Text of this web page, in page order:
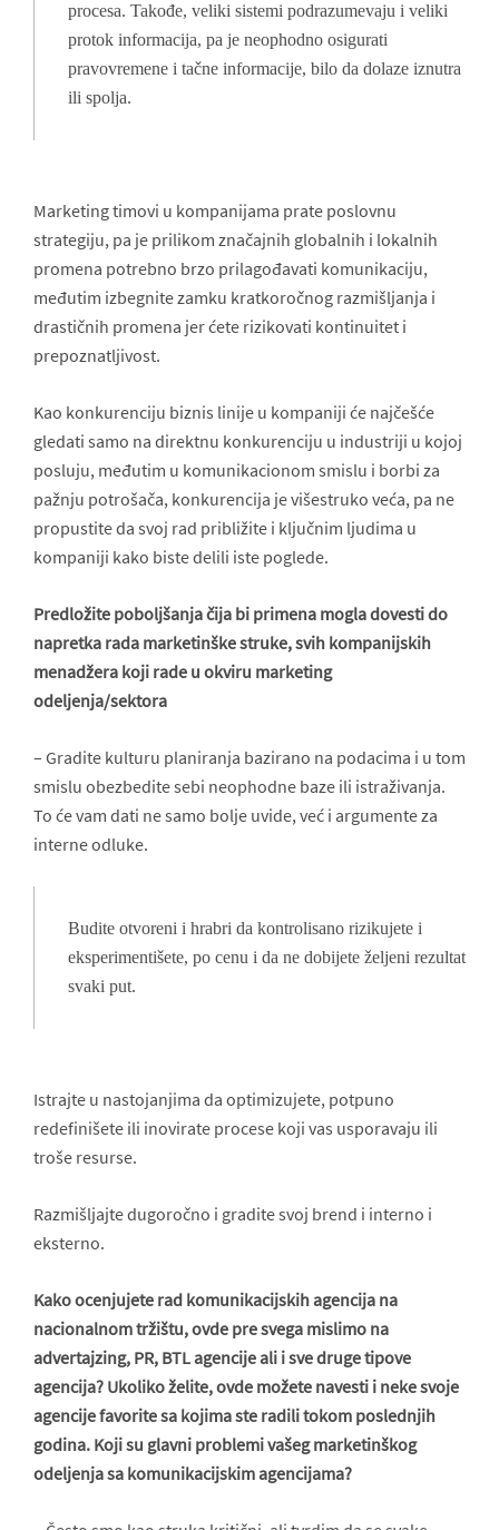
procesa. Takođe, veliki sistemi podrazumevaju i veliki
protok informacija, pa je neophodno osigurati
pravovremene i tačne informacije, bilo da dolaze iznutra
ili spolja.
Marketing timovi u kompanijama prate poslovnu
strategiju, pa je prilikom značajnih globalnih i lokalnih
promena potrebno brzo prilagođavati komunikaciju,
međutim izbegnite zamku kratkoročnog razmišljanja i
drastičnih promena jer ćete rizikovati kontinuitet i
prepoznatljivost.
Kao konkurenciju biznis linije u kompaniji će najčešće
gledati samo na direktnu konkurenciju u industriji u kojoj
posluju, međutim u komunikacionom smislu i borbi za
pažnju potrošača, konkurencija je višestruko veća, pa ne
propustite da svoj rad približite i ključnim ljudima u
kompaniji kako biste delili iste poglede.
Predložite poboljšanja čija bi primena mogla dovesti do
napretka rada marketinške struke, svih kompanijskih
menadžera koji rade u okviru marketing
odeljenja/sektora
– Gradite kulturu planiranja bazirano na podacima i u tom
smislu obezbedite sebi neophodne baze ili istraživanja.
To će vam dati ne samo bolje uvide, već i argumente za
interne odluke.
Budite otvoreni i hrabri da kontrolisano rizikujete i
eksperimentišete, po cenu i da ne dobijete željeni rezultat
svaki put.
Istrajte u nastojanjima da optimizujete, potpuno
redefinišete ili inovirate procese koji vas usporavaju ili
troše resurse.
Razmišljajte dugoročno i gradite svoj brend i interno i
eksterno.
Kako ocenjujete rad komunikacijskih agencija na
nacionalnom tržištu, ovde pre svega mislimo na
advertajzing, PR, BTL agencije ali i sve druge tipove
agencija? Ukoliko želite, ovde možete navesti i neke svoje
agencije favorite sa kojima ste radili tokom poslednjih
godina. Koji su glavni problemi vašeg marketinškog
odeljenja sa komunikacijskim agencijama?